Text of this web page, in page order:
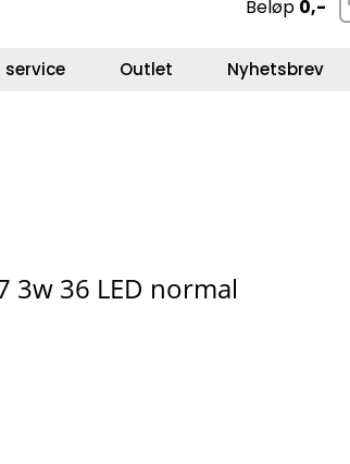
Kundeservice Favoritter
Beløp 0,-
service Outlet Nyhetsbrev
3w 36 LED normal